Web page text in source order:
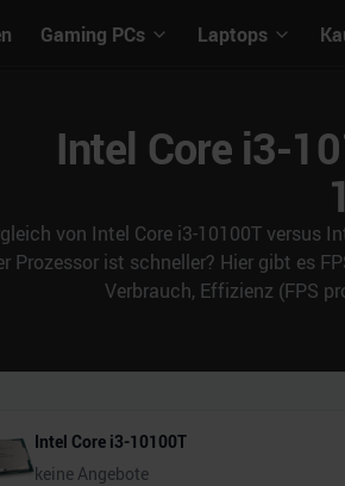
Gaming PCs Laptops
Intel Core i3-
von Intel Core i3-10100T versus
Prozessor ist schneller? Hier gibt es
Verbrauch, Effizienz (FPS
Intel Core i3-10100T
keine Angebote